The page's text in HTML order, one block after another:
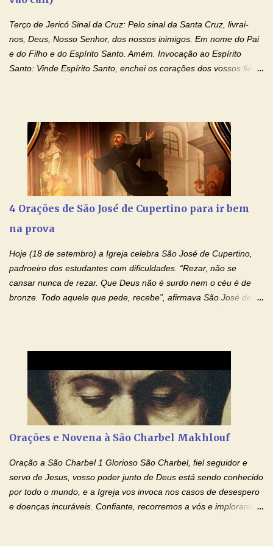
Terço de Jericó Sinal da Cruz: Pelo sinal da Santa Cruz, livrai-
nos, Deus, Nosso Senhor, dos nossos inimigos. Em nome do Pai
e do Filho e do Espírito Santo. Amém. Invocação ao Espírito
Santo: Vinde Espírito Santo, enchei os corações dos vossos fiéis
Santo, fazei que apreciemos retamente todas as coisas segundo
o mesmo Espírito e gozemos sempre da sua consolação. Por
Cristo, Senhor Nosso. Amém. Creio: Creio em Deus Pai Todo-
Poderoso, Criador do céu e da terra; e em Jesus Cristo, seu
único Filho, nosso Senhor; que foi concebido pelo poder do Espí­
rito Santo; nasceu da Virgem Maria, padeceu sob Pôncio Pilatos,
foi crucificado, morto e sepultado. Desceu à mansão dos mortos;
ressuscitou ao terceiro dia; subiu aos céus, está sentado à direita
4 Orações de São José de Cupertino para ir bem
na prova
Hoje (18 de setembro) a Igreja celebra São José de Cupertino,
padroeiro dos estudantes com dificuldades. “Rezar, não se
cansar nunca de rezar. Que Deus não é surdo nem o céu é de
bronze. Todo aquele que pede, recebe”, afirmava São José de
mim o teu fervor, a tua sabedoria e a tua fé. Mostra tua bondade,
ajudando-me e eu me esforçarei para imitar tuas virtudes.
Glória… Amável protetor meu, o estudo geralmente é difícil, duro
e entediante para mim. Tu podes deixar tudo isso mais fácil e
agradável. Espera somente meu chamado. Eu te prometo um
esforço maior em meus estudos e uma vida mais digna de tua
santidade. Glória… Deus, que quiseste atrair tudo a teu unigênito
Filho, que foi crucificado, permite que, pelos méritos e exemplos
de te...
Orações e Novena à São Charbel Makhlouf
Oração a São Charbel 1 Glorioso São Charbel, fiel seguidor e
servo de Jesus, vosso poder junto de Deus está sendo conhecido
por todo o mundo, e a Igreja vos invoca nos casos de desespero
e doenças incuráveis. Confiante, recorremos a vós e imploramos